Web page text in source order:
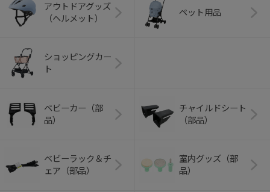
アウトドアグッズ
（ヘルメット）
ペット用品
ショッピングカー
ト
ベビーカー（部
品）
チャイルドシート
（部品）
ベビーラック＆チ
ェア（部品）
室内グッズ（部
品）